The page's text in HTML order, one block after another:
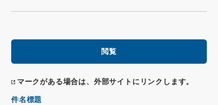
閲覧
マークがある場合は、外部サイトにリンクします。
件名標題